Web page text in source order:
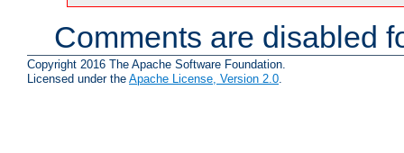
Comments are disabled
Copyright 2016 The Apache Software Foundation.
Licensed under the Apache License, Version 2.0.